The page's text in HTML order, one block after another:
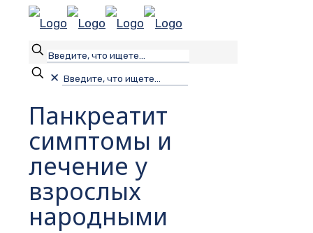
✕
Панкреатит
симптомы и
лечение у
взрослых
народными